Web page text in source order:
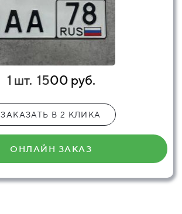
1 шт. 1500 руб.
ЗАКАЗАТЬ В 2 КЛИКА
ОНЛАЙН ЗАКАЗ